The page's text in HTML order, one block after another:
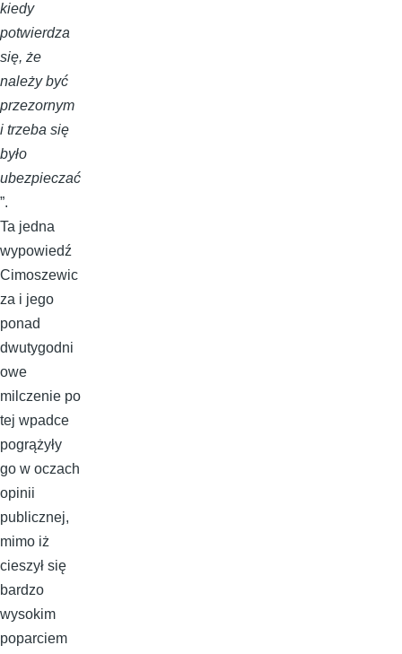
kiedy
potwierdza
się, że
należy być
przezornym
i trzeba się
było
ubezpieczać
”.
Ta jedna
wypowiedź
Cimoszewic
za i jego
ponad
dwutygodni
owe
milczenie po
tej wpadce
pogrążyły
go w oczach
opinii
publicznej,
mimo iż
cieszył się
bardzo
wysokim
poparciem